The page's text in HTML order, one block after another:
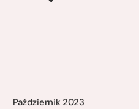
Październik 2023